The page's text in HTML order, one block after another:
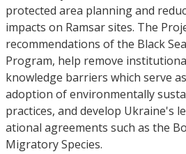
protected area planning and
impacts on Ramsar sites. The
recommendations of the Black
Program, help remove
knowledge barriers which serve
adoption of environmentally
practices, and develop Ukraine's
ational agreements such as the
Migratory Species.